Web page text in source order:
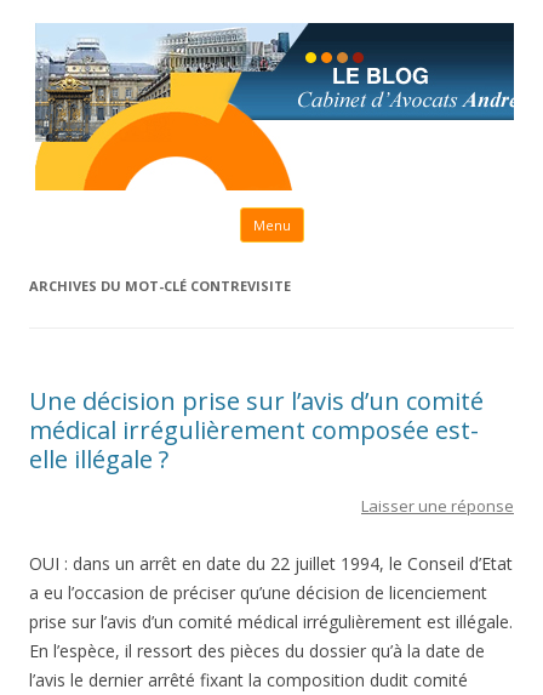
Menu Aller au contenu principal
ARCHIVES DU MOT-CLÉ CONTREVISITE
Une décision prise sur l’avis d’un comité
médical irrégulièrement composée est-
elle illégale ?
Laisser une réponse
OUI : dans un arrêt en date du 22 juillet 1994, le Conseil d’Etat
a eu l’occasion de préciser qu’une décision de licenciement
prise sur l’avis d’un comité médical irrégulièrement est illégale.
En l’espèce, il ressort des pièces du dossier qu’à la date de
l’avis le dernier arrêté fixant la composition dudit comité